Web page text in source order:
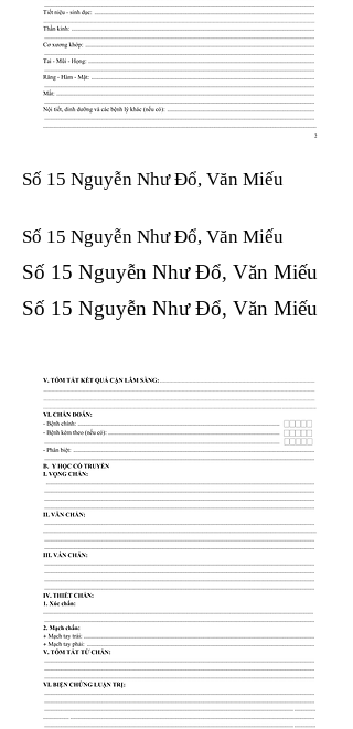
Số 15 Nguyễn Như Đổ, Văn Miếu
Số 15 Nguyễn Như Đổ, Văn Miếu​​​​
Số 15 Nguyễn Như Đổ, Văn Miếu​​​​
Số 15 Nguyễn Như Đổ, Văn Miếu​​​​